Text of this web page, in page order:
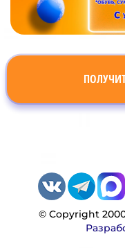
© Copyright